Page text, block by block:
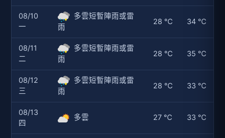
08/10
一
多雲短暫陣雨或雷
雨
28 ℃ 34 ℃
08/11
二
多雲短暫陣雨或雷
雨
28 ℃ 35 ℃
08/12
三
多雲短暫陣雨或雷
雨
28 ℃ 33 ℃
08/13
四
多雲 27 ℃ 33 ℃